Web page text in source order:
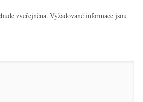
zveřejněna. Vyžadované informace jsou